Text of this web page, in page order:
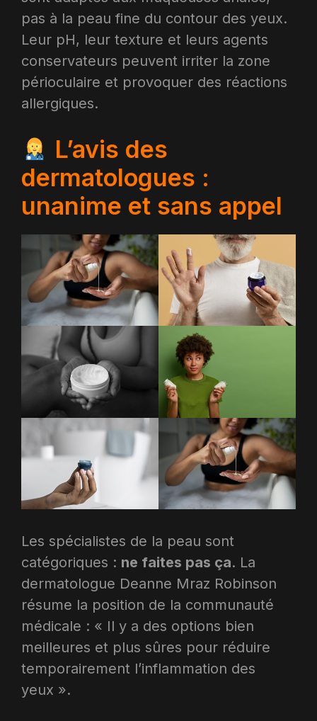
pas à la peau fine du contour des yeux.
Leur pH, leur texture et leurs agents
conservateurs peuvent irriter la zone
périoculaire et provoquer des réactions
allergiques.
L’avis des
dermatologues :
unanime et sans appel
Les spécialistes de la peau sont
catégoriques : ne faites pas ça. La
dermatologue Deanne Mraz Robinson
résume la position de la communauté
médicale : « Il y a des options bien
meilleures et plus sûres pour réduire
temporairement l’inflammation des
yeux ».